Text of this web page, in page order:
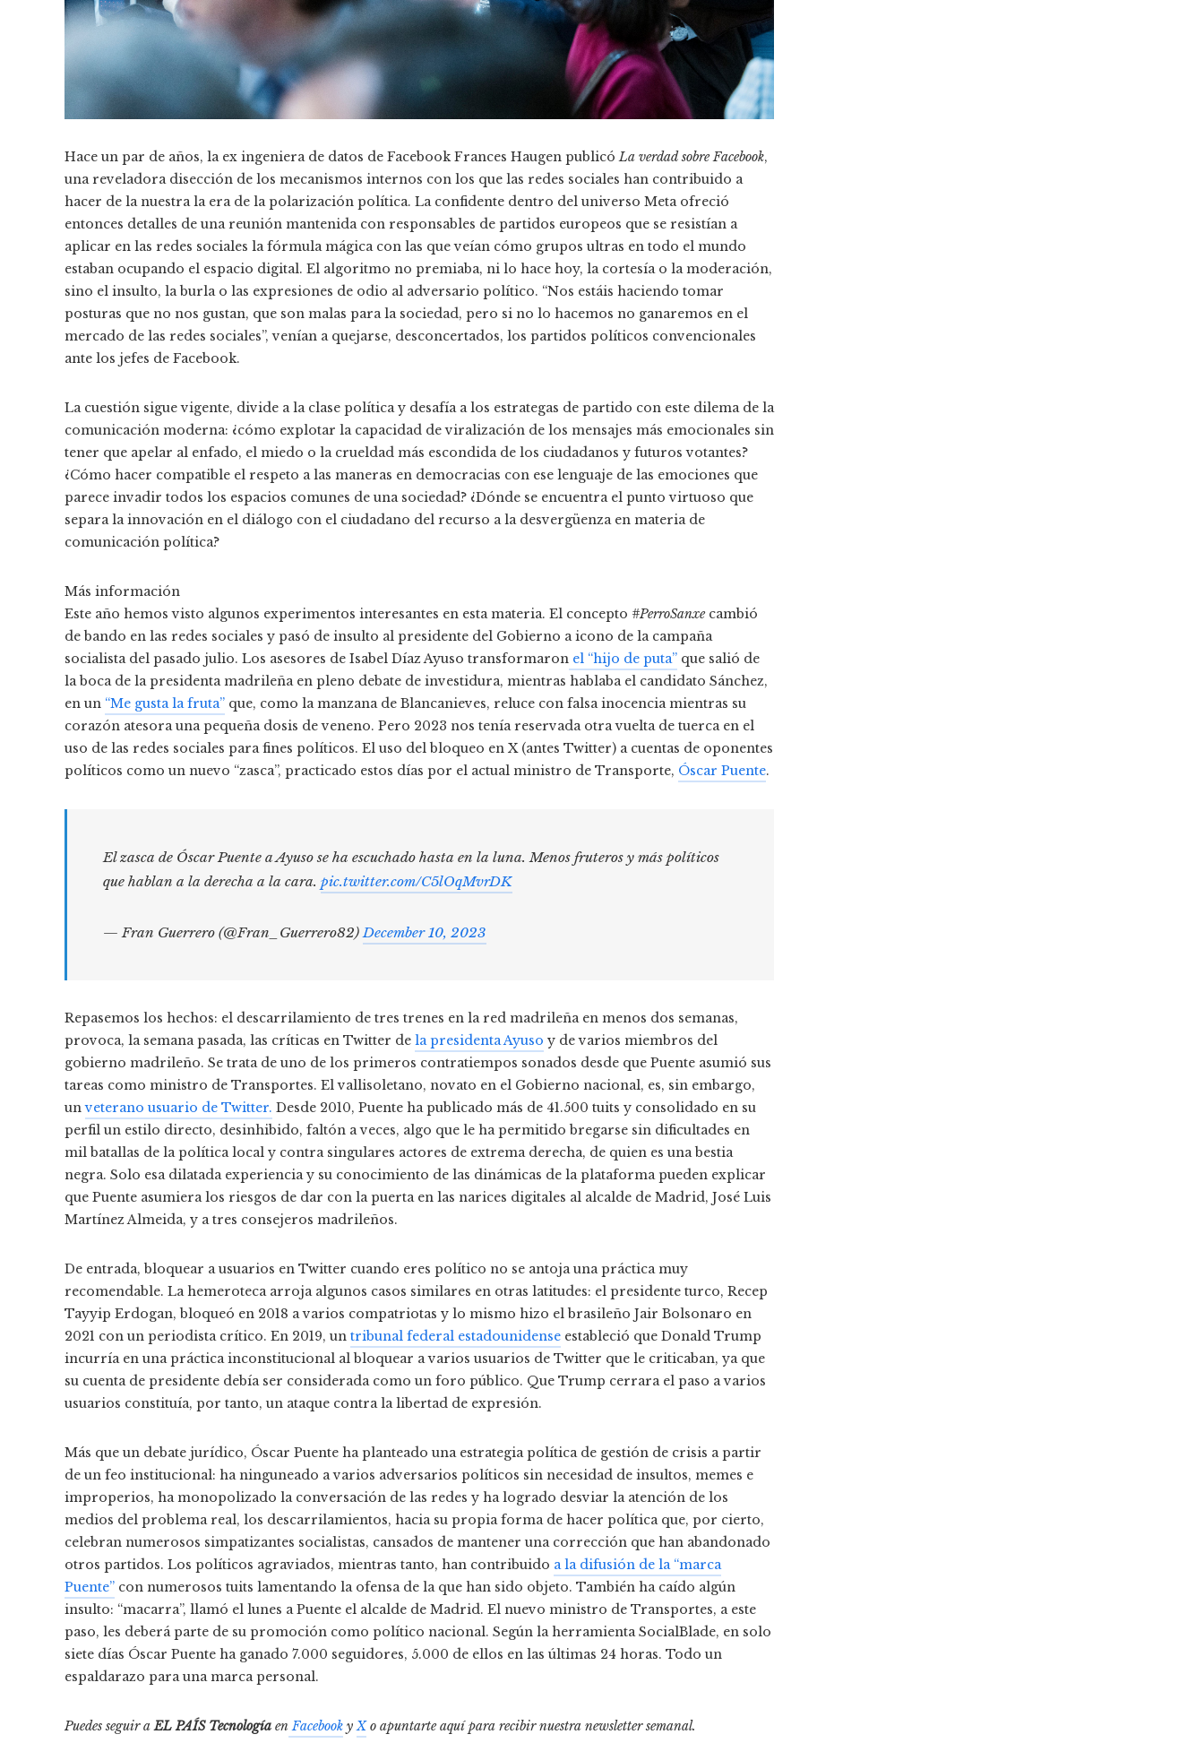
Hace un par de años, la ex ingeniera de datos de Facebook Frances Haugen publicó La verdad sobre Facebook,
una reveladora disección de los mecanismos internos con los que las redes sociales han contribuido a
hacer de la nuestra la era de la polarización política. La confidente dentro del universo Meta ofreció
entonces detalles de una reunión mantenida con responsables de partidos europeos que se resistían a
aplicar en las redes sociales la fórmula mágica con las que veían cómo grupos ultras en todo el mundo
estaban ocupando el espacio digital. El algoritmo no premiaba, ni lo hace hoy, la cortesía o la moderación,
sino el insulto, la burla o las expresiones de odio al adversario político. “Nos estáis haciendo tomar
posturas que no nos gustan, que son malas para la sociedad, pero si no lo hacemos no ganaremos en el
mercado de las redes sociales”, venían a quejarse, desconcertados, los partidos políticos convencionales
ante los jefes de Facebook.
La cuestión sigue vigente, divide a la clase política y desafía a los estrategas de partido con este dilema de la
comunicación moderna: ¿cómo explotar la capacidad de viralización de los mensajes más emocionales sin
tener que apelar al enfado, el miedo o la crueldad más escondida de los ciudadanos y futuros votantes?
¿Cómo hacer compatible el respeto a las maneras en democracias con ese lenguaje de las emociones que
parece invadir todos los espacios comunes de una sociedad? ¿Dónde se encuentra el punto virtuoso que
separa la innovación en el diálogo con el ciudadano del recurso a la desvergüenza en materia de
comunicación política?
Más información
Este año hemos visto algunos experimentos interesantes en esta materia. El concepto #PerroSanxecambió
de bando en las redes sociales y pasó de insulto al presidente del Gobierno a icono de la campaña
socialista del pasado julio. Los asesores de Isabel Díaz Ayuso transformaron el “hijo de puta” que salió de
la boca de la presidenta madrileña en pleno debate de investidura, mientras hablaba el candidato Sánchez,
en un “Me gusta la fruta” que, como la manzana de Blancanieves, reluce con falsa inocencia mientras su
corazón atesora una pequeña dosis de veneno. Pero 2023 nos tenía reservada otra vuelta de tuerca en el
uso de las redes sociales para fines políticos. El uso del bloqueo en X (antes Twitter) a cuentas de oponentes
políticos como un nuevo “zasca”, practicado estos días por el actual ministro de Transporte, Óscar Puente.
El zasca de Óscar Puente a Ayuso se ha escuchado hasta en la luna. Menos fruteros y más políticos
que hablan a la derecha a la cara. pic.twitter.com/C5lOqMvrDK
— Fran Guerrero (@Fran_Guerrero82) December 10, 2023
Repasemos los hechos: el descarrilamiento de tres trenes en la red madrileña en menos dos semanas,
provoca, la semana pasada, las críticas en Twitter de la presidenta Ayuso y de varios miembros del
gobierno madrileño. Se trata de uno de los primeros contratiempos sonados desde que Puente asumió sus
tareas como ministro de Transportes. El vallisoletano, novato en el Gobierno nacional, es, sin embargo,
unveterano usuario de Twitter. Desde 2010, Puente ha publicado más de 41.500 tuits y consolidado en su
perfil un estilo directo, desinhibido, faltón a veces, algo que le ha permitido bregarse sin dificultades en
mil batallas de la política local y contra singulares actores de extrema derecha, de quien es una bestia
negra. Solo esa dilatada experiencia y su conocimiento de las dinámicas de la plataforma pueden explicar
que Puente asumiera los riesgos de dar con la puerta en las narices digitales al alcalde de Madrid, José Luis
Martínez Almeida, y a tres consejeros madrileños.
De entrada, bloquear a usuarios en Twitter cuando eres político no se antoja una práctica muy
recomendable. La hemeroteca arroja algunos casos similares en otras latitudes: el presidente turco, Recep
Tayyip Erdogan, bloqueó en 2018 a varios compatriotas y lo mismo hizo el brasileño Jair Bolsonaro en
2021 con un periodista crítico. En 2019, un tribunal federal estadounidense estableció que Donald Trump
incurría en una práctica inconstitucional al bloquear a varios usuarios de Twitter que le criticaban, ya que
su cuenta de presidente debía ser considerada como un foro público. Que Trump cerrara el paso a varios
usuarios constituía, por tanto, un ataque contra la libertad de expresión.
Más que un debate jurídico, Óscar Puente ha planteado una estrategia política de gestión de crisis a partir
de un feo institucional: ha ninguneado a varios adversarios políticos sin necesidad de insultos, memes e
improperios, ha monopolizado la conversación de las redes y ha logrado desviar la atención de los
medios del problema real, los descarrilamientos, hacia su propia forma de hacer política que, por cierto,
celebran numerosos simpatizantes socialistas, cansados de mantener una corrección que han abandonado
otros partidos. Los políticos agraviados, mientras tanto, han contribuido a la difusión de la “marca
Puente” con numerosos tuits lamentando la ofensa de la que han sido objeto. También ha caído algún
insulto: “macarra”, llamó el lunes a Puente el alcalde de Madrid. El nuevo ministro de Transportes, a este
paso, les deberá parte de su promoción como político nacional. Según la herramienta SocialBlade, en solo
siete días Óscar Puente ha ganado 7.000 seguidores, 5.000 de ellos en las últimas 24 horas. Todo un
espaldarazo para una marca personal.
Puedes seguir a EL PAÍS Tecnología en Facebook y Xo apuntarte aquí para recibir nuestra newsletter semanal.